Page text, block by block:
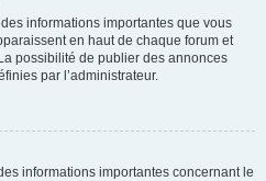
informations importantes que vous
en haut de chaque forum et
possibilité de publier des annonces
par l’administrateur.
informations importantes concernant le